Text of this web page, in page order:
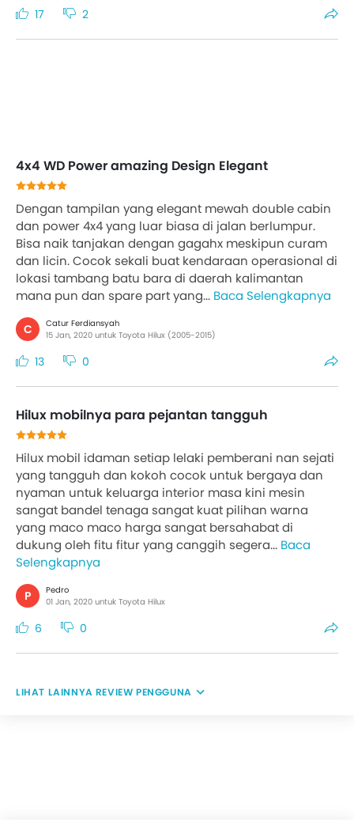
17 2
4x4 WD Power amazing Design Elegant
Dengan tampilan yang elegant mewah double cabin
dan power 4x4 yang luar biasa di jalan berlumpur.
Bisa naik tanjakan dengan gagahx meskipun curam
dan licin. Cocok sekali buat kendaraan operasional di
lokasi tambang batu bara di daerah kalimantan
mana pun dan spare part yang... Baca Selengkapnya
C
Catur Ferdiansyah
15 Jan, 2020 untuk Toyota Hilux (2005-2015)
13 0
Hilux mobilnya para pejantan tangguh
Hilux mobil idaman setiap lelaki pemberani nan sejati
yang tangguh dan kokoh cocok untuk bergaya dan
nyaman untuk keluarga interior masa kini mesin
sangat bandel tenaga sangat kuat pilihan warna
yang maco maco harga sangat bersahabat di
dukung oleh fitu fitur yang canggih segera... Baca
Selengkapnya
P
Pedro
01 Jan, 2020 untuk Toyota Hilux
6 0
REVIEW PENGGUNA